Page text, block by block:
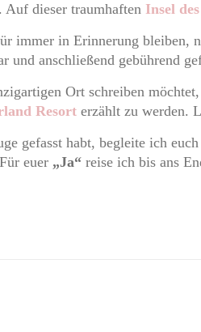
Auf dieser traumhaften Insel
immer in Erinnerung bleiben,
und anschließend gebührend
Ort schreiben
Resorterzählt zu werden.
gefasst habt, begleite ich
euer „Ja“reise ich bis ans